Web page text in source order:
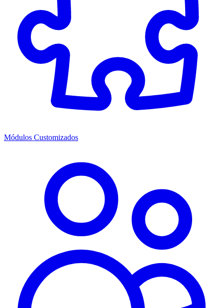
Módulos Customizados